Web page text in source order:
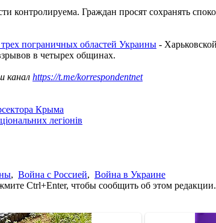
контролируема. Граждан просят сохранять
пограничных областей Украины -
в четырех общинах.
канал https://t.me/korrespondentnet
Крыма
легіонів
, Война с Россией, Война в Украине
Ctrl+Enter, чтобы сообщить об этом редакции.